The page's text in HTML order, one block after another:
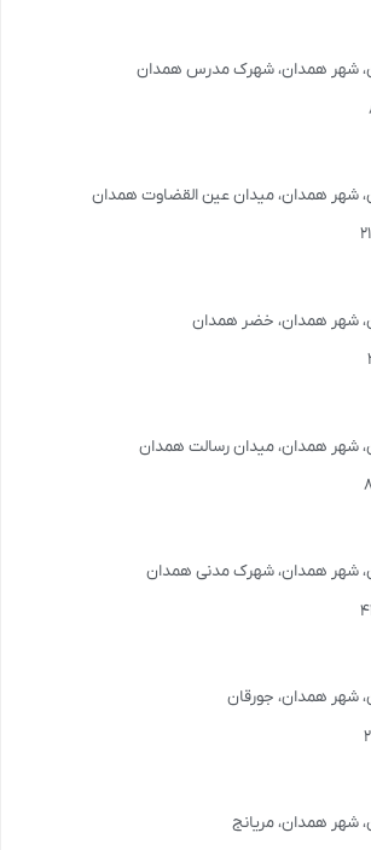
شهر همدان، شهرک مدرس همدان
شهر همدان، میدان عین القضاوت همدان
شهر همدان، خضر همدان
شهر همدان، میدان رسالت همدان
شهر همدان، شهرک مدنی همدان
شهر همدان، جورقان
شهر همدان، مریانج